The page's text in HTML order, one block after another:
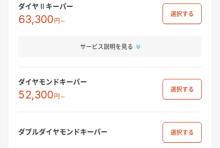
ダイヤⅡキーパー
63,300円～
選択
サービス説明を見る
ダイヤモンドキーパー
52,300円～
選択
ダブルダイヤモンドキーパー 選択